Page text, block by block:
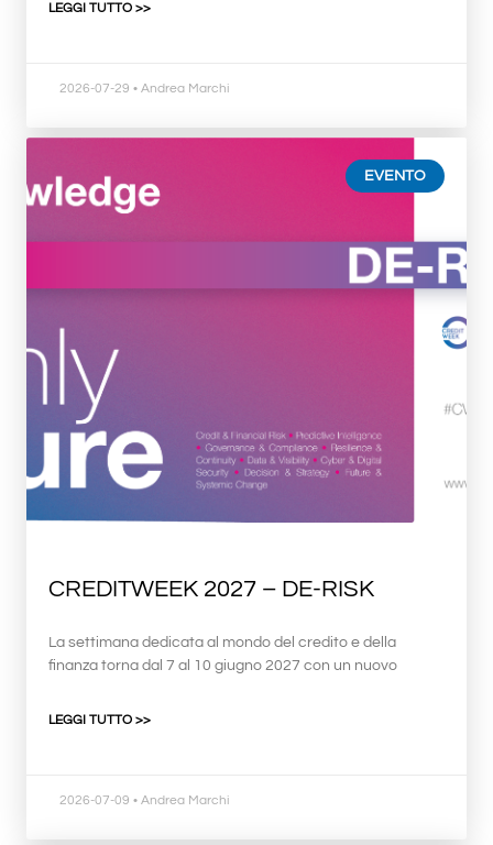
LEGGI TUTTO >>
2026-07-29 • Andrea Marchi
CREDITWEEK 2027 – DE-RISK
La settimana dedicata al mondo del credito e della
finanza torna dal 7 al 10 giugno 2027 con un nuovo
LEGGI TUTTO >>
EVENTO
2026-07-09 • Andrea Marchi